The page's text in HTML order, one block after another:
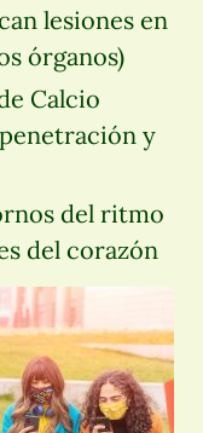
lesiones en
órganos)
Calcio
y
del ritmo
del corazón